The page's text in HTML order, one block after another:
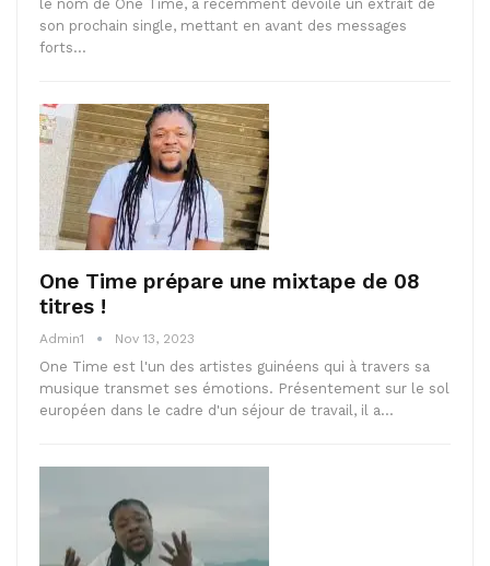
le nom de One Time, a récemment dévoilé un extrait de
son prochain single, mettant en avant des messages
forts…
One Time prépare une mixtape de 08
titres !
Admin1 Nov 13, 2023
One Time est l'un des artistes guinéens qui à travers sa
musique transmet ses émotions. Présentement sur le sol
européen dans le cadre d'un séjour de travail, il a…